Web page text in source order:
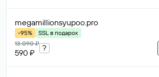
megamillionsyupoo.pro
-95%
SSL в подарок
13 090 ₽
590 ₽
?